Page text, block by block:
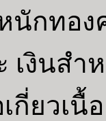
ทองค
งินสำ
กี่ยวเ